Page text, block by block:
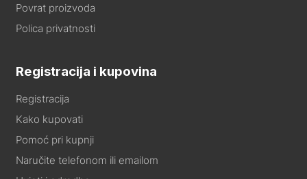
Povrat proizvoda
Polica privatnosti
Registracija i kupovina
Registracija
Kako kupovati
Pomoć pri kupnji
Naručite telefonom ili emailom